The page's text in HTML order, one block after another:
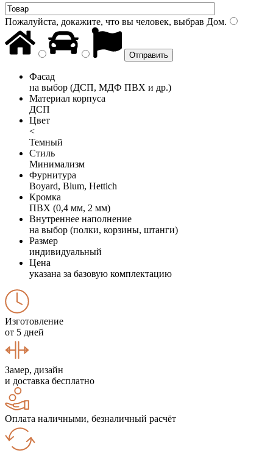
Пожалуйста, докажите, что вы человек, выбрав Дом.
Фасад
на выбор (ДСП, МДФ ПВХ и др.)
Материал корпуса
ДСП
Цвет
<
Темный
Стиль
Минимализм
Фурнитура
Boyard, Blum, Hettich
Кромка
ПВХ (0,4 мм, 2 мм)
Внутреннее наполнение
на выбор (полки, корзины, штанги)
Размер
индивидуальный
Цена
указана за базовую комплектацию
Изготовление
от 5 дней
Замер, дизайн
и доставка бесплатно
Оплата наличными, безналичный расчёт